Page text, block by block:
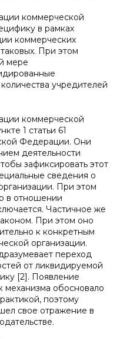
коммерческой
в рамках
коммерческих
При этом
мере
учредителей
коммерческой
1 статьи 61
Федерации. Они
деятельности
зафиксировать этот
сведения о
При этом
в отношении
Частичное же
При этом оно
к конкретным
организации.
переход
от ликвидируемой
[2]. Появление
механизма обосновало
поэтому
свое отражение в